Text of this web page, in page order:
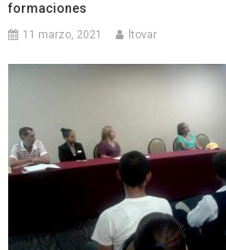
formaciones
11 marzo, 2021 ltovar